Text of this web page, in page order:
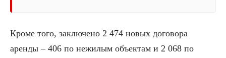
Кроме того, заключено 2 474 новых договора
аренды – 406 по нежилым объектам и 2 068 по